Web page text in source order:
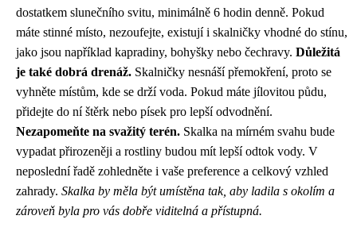
dostatkem slunečního svitu, minimálně 6 hodin denně. Pokud
máte stinné místo, nezoufejte, existují i ​​skalničky vhodné do stínu,
jako jsou například kapradiny, bohyšky nebo čechravy. Důležitá
je také dobrá drenáž. Skalničky nesnáší přemokření, proto se
vyhněte místům, kde se drží voda. Pokud máte jílovitou půdu,
přidejte do ní štěrk nebo písek pro lepší odvodnění.
Nezapomeňte na svažitý terén. Skalka na mírném svahu bude
vypadat přirozeněji a rostliny budou mít lepší odtok vody. V
neposlední řadě zohledněte i vaše preference a celkový vzhled
zahrady. Skalka by měla být umístěna tak, aby ladila s okolím a
zároveň byla pro vás dobře viditelná a přístupná.